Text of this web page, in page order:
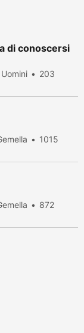
di conoscersi
203
1015
872